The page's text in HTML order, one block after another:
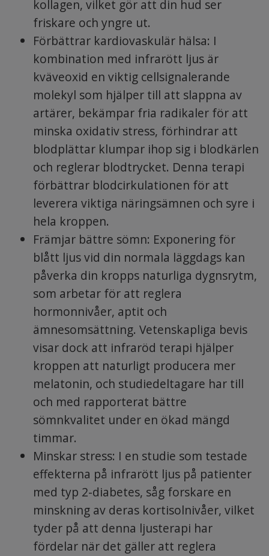
kollagen, vilket gör att din hud ser
friskare och yngre ut.
Förbättrar kardiovaskulär hälsa: I
kombination med infrarött ljus är
kväveoxid en viktig cellsignalerande
molekyl som hjälper till att slappna av
artärer, bekämpar fria radikaler för att
minska oxidativ stress, förhindrar att
blodplättar klumpar ihop sig i blodkärlen
och reglerar blodtrycket. Denna terapi
förbättrar blodcirkulationen för att
leverera viktiga näringsämnen och syre i
hela kroppen.
Främjar bättre sömn: Exponering för
blått ljus vid din normala läggdags kan
påverka din kropps naturliga dygnsrytm,
som arbetar för att reglera
hormonnivåer, aptit och
ämnesomsättning. Vetenskapliga bevis
visar dock att infraröd terapi hjälper
kroppen att naturligt producera mer
melatonin, och studiedeltagare har till
och med rapporterat bättre
sömnkvalitet under en ökad mängd
timmar.
Minskar stress: I en studie som testade
effekterna på infrarött ljus på patienter
med typ 2-diabetes, såg forskare en
minskning av deras kortisolnivåer, vilket
tyder på att denna ljusterapi har
fördelar när det gäller att reglera